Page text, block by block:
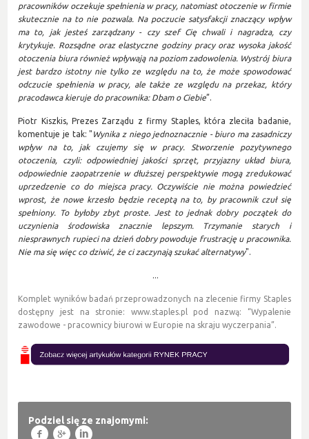
pracowników oczekuje spełnienia w pracy, natomiast otoczenie w firmie
skutecznie na to nie pozwala. Na poczucie satysfakcji znaczący wpływ
ma to, jak jesteś zarządzany - czy szef Cię chwali i nagradza, czy
krytykuje. Rozsądne oraz elastyczne godziny pracy oraz wysoka jakość
otoczenia biura również wpływają na poziom zadowolenia. Wystrój biura
jest bardzo istotny nie tylko ze względu na to, że może spowodować
odczucie spełnienia w pracy, ale także ze względu na przekaz, który
pracodawca kieruje do pracownika: Dbam o Ciebie”.
Piotr Kiszkis, Prezes Zarządu z firmy Staples, która zleciła badanie,
komentuje je tak: " Wynika z niego jednoznacznie - biuro ma zasadniczy
wpływ na to, jak czujemy się w pracy. Stworzenie pozytywnego
otoczenia, czyli: odpowiedniej jakości sprzęt, przyjazny układ biura,
odpowiednie zaopatrzenie w dłuższej perspektywie mogą zredukować
uprzedzenie co do miejsca pracy. Oczywiście nie można powiedzieć
wprost, że nowe krzesło będzie receptą na to, by pracownik czuł się
spełniony. To byłoby zbyt proste. Jest to jednak dobry początek do
uczynienia środowiska znacznie lepszym. Trzymanie starych i
niesprawnych rupieci na dzień dobry powoduje frustrację u pracownika.
Nie ma się więc co dziwić, że ci zaczynają szukać alternatywy".
...
Komplet wyników badań przeprowadzonych na zlecenie firmy Staples
dostępny jest na stronie: www.staples.pl
pod nazwą: “Wypalenie
zawodowe - pracownicy biurowi w Europie na skraju wyczerpania”.
Podziel się ze znajomymi:
f g l